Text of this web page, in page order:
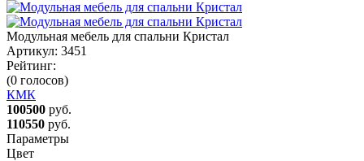
Модульная мебель для спальни Кристал
Артикул: 3451
Рейтинг:
(0 голосов)
КМК
100500 руб.
110550 руб.
Параметры
Цвет